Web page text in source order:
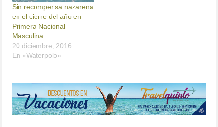
Sin recompensa nazarena
en el cierre del año en
Primera Nacional
Masculina
20 diciembre, 2016
En «Waterpolo»